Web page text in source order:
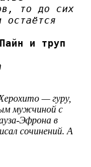
то до сих
остаётся
и труп
— гуру,
мужчиной с
Эфрона в
сочинений. А